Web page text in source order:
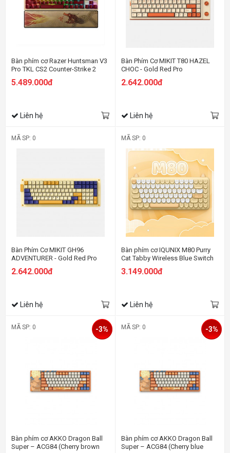
Bàn phím cơ Razer Huntsman V3
Pro TKL CS2 Counter-Strike 2
Edition Analog Optical switch
5.489.000đ
Liên hệ
Bàn Phím Cơ MIKIT T80 HAZEL
CHOC - Gold Red Pro
2.642.000đ
Liên hệ
MÃ SP: 0
Bàn Phím Cơ MIKIT GH96
ADVENTURER - Gold Red Pro
2.642.000đ
Liên hệ
MÃ SP: 0
Bàn phím cơ IQUNIX M80 Purry
Cat Tabby Wireless Blue Switch
3.149.000đ
Liên hệ
MÃ SP: 0
Bàn phím cơ AKKO Dragon Ball
Super – ACG84 (Cherry brown
-3% MÃ SP: 0
Bàn phím cơ AKKO Dragon Ball
Super – ACG84 (Cherry blue
-3%